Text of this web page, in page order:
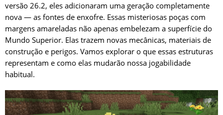
versão 26.2, eles adicionaram uma geração completamente
nova — as fontes de enxofre. Essas misteriosas poças com
margens amareladas não apenas embelezam a superfície do
Mundo Superior. Elas trazem novas mecânicas, materiais de
construção e perigos. Vamos explorar o que essas estruturas
representam e como elas mudarão nossa jogabilidade
habitual.